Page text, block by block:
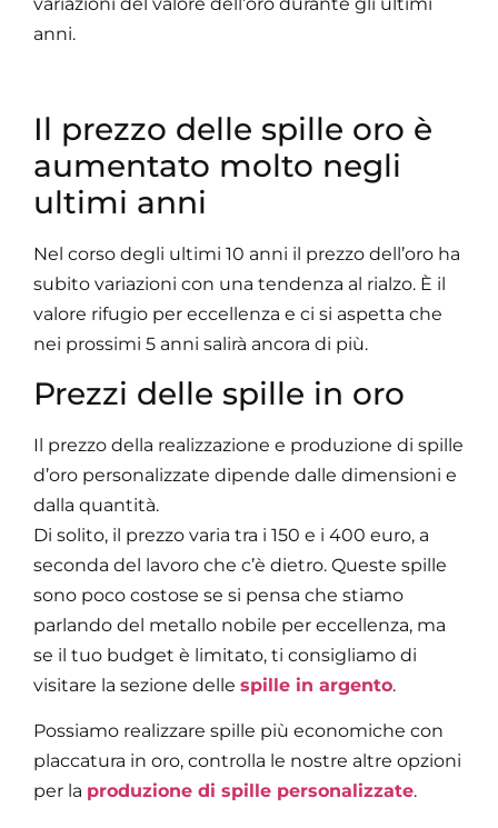
variazioni del valore dell’oro durante gli ultimi
anni.
Il prezzo delle spille oro è
aumentato molto negli
ultimi anni
Nel corso degli ultimi 10 anni il prezzo dell’oro ha
subito variazioni con una tendenza al rialzo. È il
valore rifugio per eccellenza e ci si aspetta che
nei prossimi 5 anni salirà ancora di più.
Prezzi delle spille in oro
Il prezzo della realizzazione e produzione di spille
d’oro personalizzate dipende dalle dimensioni e
dalla quantità.
Di solito, il prezzo varia tra i 150 e i 400 euro, a
seconda del lavoro che c’è dietro. Queste spille
sono poco costose se si pensa che stiamo
parlando del metallo nobile per eccellenza, ma
se il tuo budget è limitato, ti consigliamo di
visitare la sezione delle spille in argento.
Possiamo realizzare spille più economiche con
placcatura in oro, controlla le nostre altre opzioni
per la produzione di spille personalizzate.